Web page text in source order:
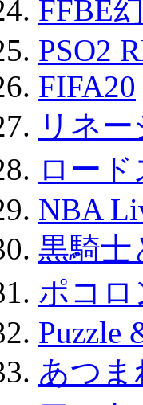
FFBE
PSO2
FIFA20
リネ
ロー
NBA
黒騎士
ポコロ
Puzzle
あつ